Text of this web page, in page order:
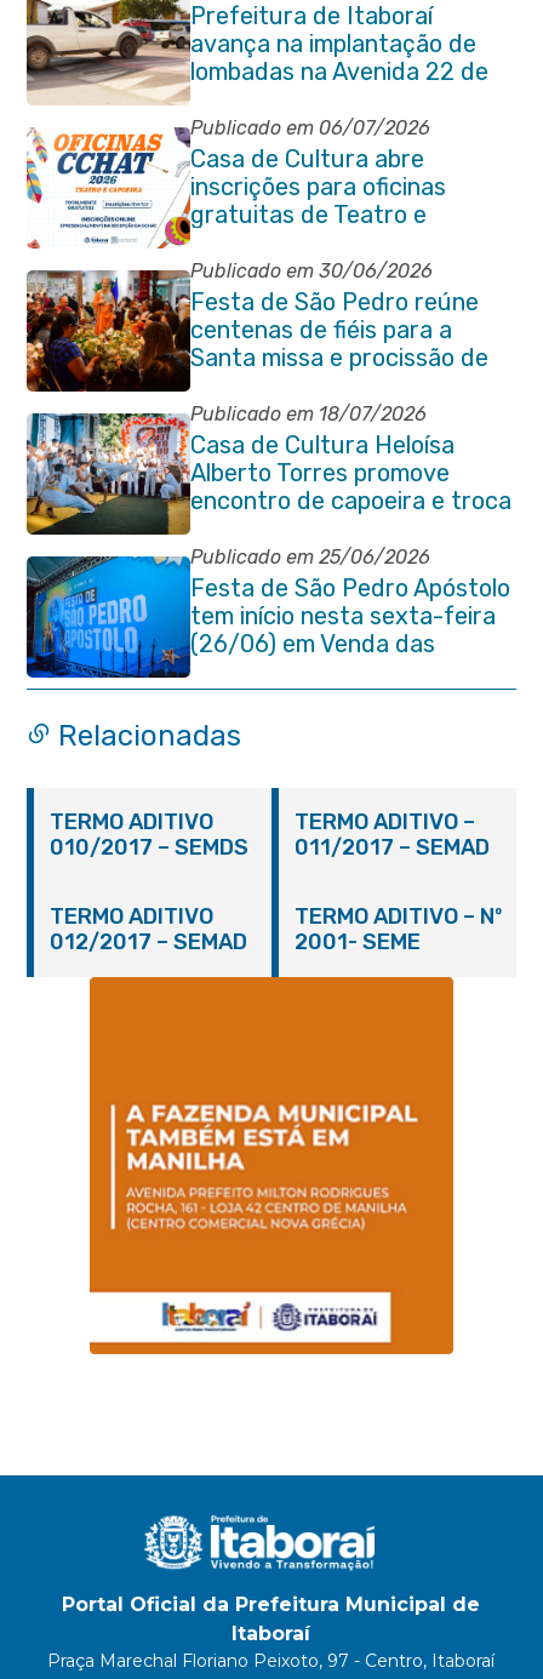
Prefeitura de Itaboraí
avança na implantação de
lombadas na Avenida 22 de
Maio para reforçar a
segurança no trânsito
Publicado em 06/07/2026
Casa de Cultura abre
inscrições para oficinas
gratuitas de Teatro e
Capoeira
Publicado em 30/06/2026
Festa de São Pedro reúne
centenas de fiéis para a
Santa missa e procissão de
encerramento e shows
Publicado em 18/07/2026
Casa de Cultura Heloísa
Alberto Torres promove
encontro de capoeira e troca
de cordas na Praça Marechal
Floriano Peixoto
Publicado em 25/06/2026
Festa de São Pedro Apóstolo
tem início nesta sexta-feira
(26/06) em Venda das
Pedras
Relacionadas
TERMO ADITIVO
010/2017 – SEMDS
TERMO ADITIVO –
011/2017 – SEMAD
TERMO ADITIVO
012/2017 – SEMAD
TERMO ADITIVO – Nº
2001- SEME
Portal Oficial da Prefeitura Municipal de
Itaboraí
Praça Marechal Floriano Peixoto, 97 - Centro, Itaboraí